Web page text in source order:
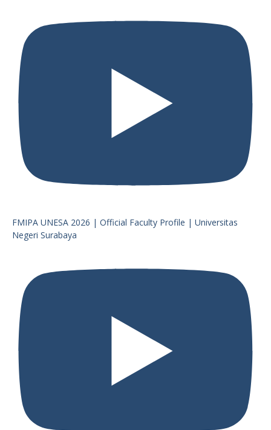
FMIPA UNESA 2026 | Official Faculty Profile | Universitas
Negeri Surabaya